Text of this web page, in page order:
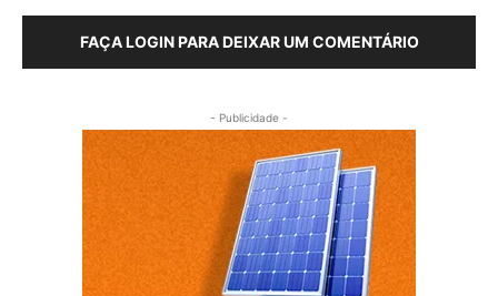
FAÇA LOGIN PARA DEIXAR UM COMENTÁRIO
- Publicidade -